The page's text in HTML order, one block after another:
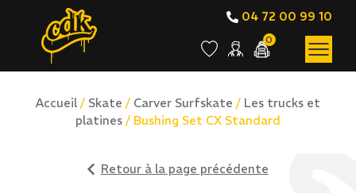
04 72 00 99 10
0
Accueil / Skate / Carver Surfskate / Les trucks et
platines / Bushing Set CX Standard
Retour à la page précédente